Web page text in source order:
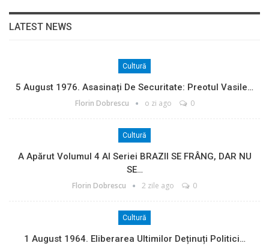
LATEST NEWS
Cultură
5 August 1976. Asasinați De Securitate: Preotul Vasile…
Florin Dobrescu o zi ago 0
Cultură
A Apărut Volumul 4 Al Seriei BRAZII SE FRÂNG, DAR NU
SE…
Florin Dobrescu 2 zile ago 0
Cultură
1 August 1964. Eliberarea Ultimilor Deținuți Politici…